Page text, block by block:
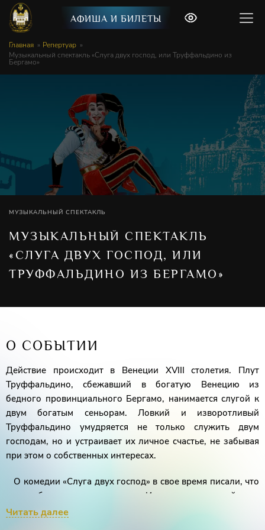
АФИША И БИЛЕТЫ
Главная
Репертуар
Музыкальный спектакль «Слуга двух господ, или Труффальдино из
Бергамо»
МУЗЫКАЛЬНЫЙ СПЕКТАКЛЬ
МУЗЫКАЛЬНЫЙ СПЕКТАКЛЬ
«СЛУГА ДВУХ ГОСПОД, ИЛИ
ТРУФФАЛЬДИНО ИЗ БЕРГАМО»
О СОБЫТИИ
Действие происходит в Венеции ХVIII столетия. Плут
Труффальдино, сбежавший в богатую Венецию из
бедного провинциального Бергамо, нанимается слугой к
двум богатым сеньорам. Ловкий и изворотливый
Труффальдино умудряется не только служить двум
господам, но и устраивает их личное счастье, не забывая
при этом о собственных интересах.
О комедии «Слуга двух господ» в свое время писали, что
пьеса «быстрая и напористая». И в самом деле, действие
разворачивается так стремительно, что зритель едва
Читать далее